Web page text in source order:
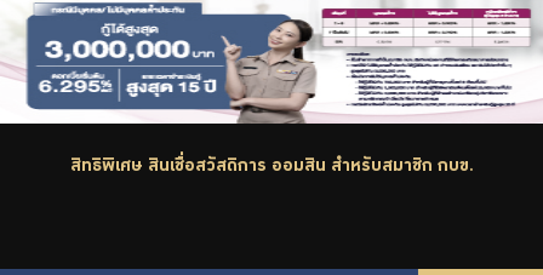
สิทธิพิเศษ สินเชื่อสวัสดิการ ออมสิน สำหรับสมาชิก กบข.